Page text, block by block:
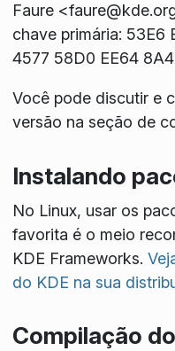
Faure
chave primária: 53E6
4577 58D0 EE64
Você pode discutir e
versão na seção de
Instalando
No Linux, usar os
favorita é o meio
KDE Frameworks.
do KDE na sua
Compilação